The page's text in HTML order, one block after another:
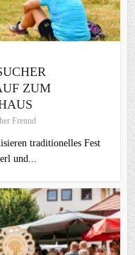
ZUM
Freund
traditionelles Fest
und...